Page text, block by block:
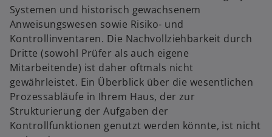
Systemen und historisch gewachsenem
Anweisungswesen sowie Risiko- und
Kontrollinventaren. Die Nachvollziehbarkeit durch
Dritte (sowohl Prüfer als auch eigene
Mitarbeitende) ist daher oftmals nicht
gewährleistet. Ein Überblick über die wesentlichen
Prozessabläufe in Ihrem Haus, der zur
Strukturierung der Aufgaben der
Kontrollfunktionen genutzt werden könnte, ist nicht